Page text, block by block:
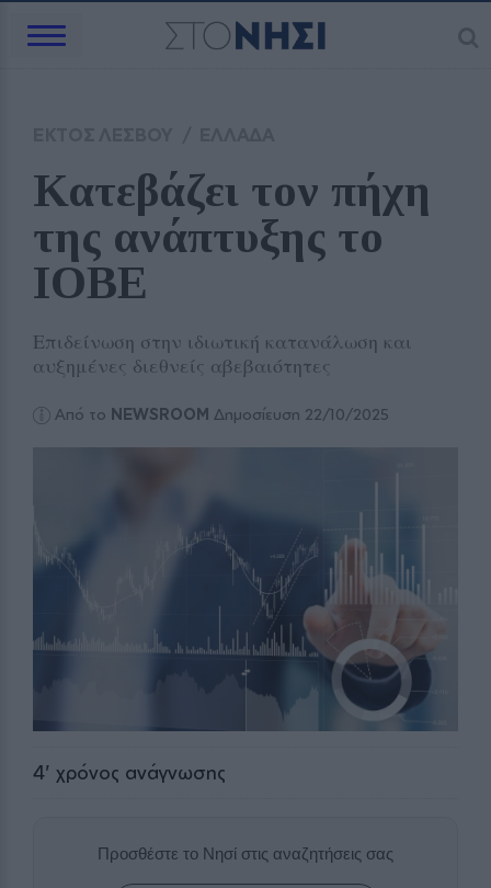
Κατεβάζει τον πήχη
της ανάπτυξης το
ΙΟΒΕ
Επιδείνωση στην ιδιωτική κατανάλωση και
αυξημένες διεθνείς αβεβαιότητες
Από το NEWSROOM Δημοσίευση 22/10/2025
4' χρόνος ανάγνωσης
Προσθέστε το Νησί στις αναζητήσεις σας